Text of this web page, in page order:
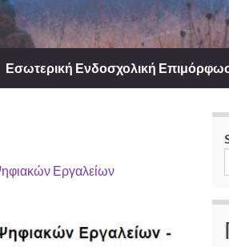
Εσωτερική Ενδοσχολική
Εργαλείων